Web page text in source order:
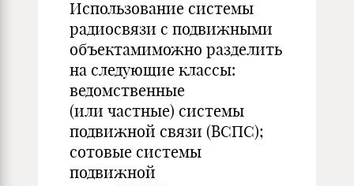
Использование системы
радиосвязи с подвижными
объектамиможно разделить
на следующие классы:
ведомственные
(или частные) системы
подвижной связи (ВСПС);
сотовые системы
подвижной